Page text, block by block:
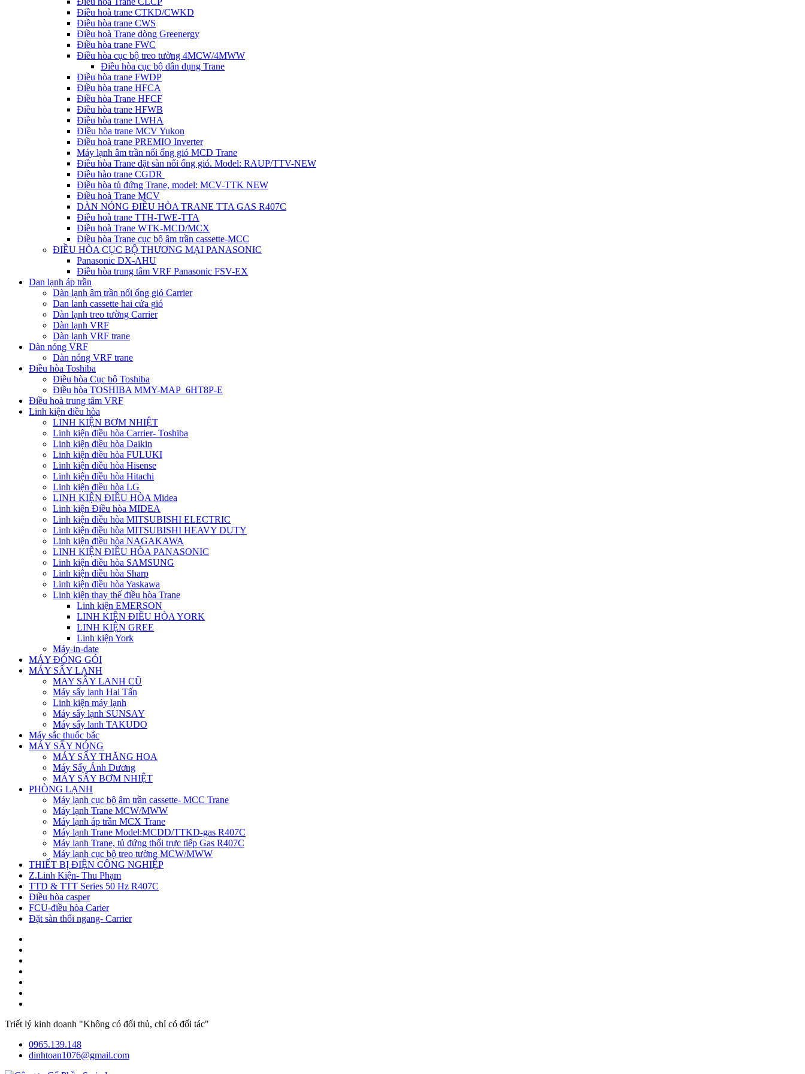
Điều hoà trane CTKD/CWKD
Điều hòa trane CWS
Điều hoà Trane dòng Greenergy
Điều hòa trane FWC
Điều hòa cục bộ treo tường 4MCW/4MWW
Điều hòa cục bộ dân dụng Trane
Điều hòa trane FWDP
Điều hòa trane HFCA
Điều hòa Trane HFCF
Điều hòa trane HFWB
Điều hòa trane LWHA
ĐIều hòa trane MCV Yukon
Điều hoà trane PREMIO Inverter
Máy lạnh âm trần nối ống gió MCD Trane
Điều hòa Trane đặt sàn nối ống gió. Model: RAUP/TTV-NEW
Điều hào trane CGDR
Điều hòa tủ đứng Trane, model: MCV-TTK NEW
Điều hoà Trane MCV
DÀN NÓNG ĐIỀU HÒA TRANE TTA GAS R407C
Điều hoà trane TTH-TWE-TTA
Điều hoà Trane WTK-MCD/MCX
Điều hòa Trane cục bộ âm trần cassette-MCC
ĐIỀU HÒA CỤC BỘ THƯƠNG MẠI PANASONIC
Panasonic DX-AHU
Điều hòa trung tâm VRF Panasonic FSV-EX
Dan lạnh áp trần
Dàn lạnh âm trần nối ống gió Carrier
Dan lanh cassette hai cửa gió
Dàn lạnh treo tường Carrier
Dàn lạnh VRF
Dàn lạnh VRF trane
Dàn nóng VRF
Dàn nóng VRF trane
Điều hòa Toshiba
Điều hòa Cục bộ Toshiba
Điều hòa TOSHIBA MMY-MAP_6HT8P-E
Điều hoà trung tâm VRF
Linh kiện điều hòa
LINH KIỆN BƠM NHIỆT
Linh kiện điều hòa Carrier- Toshiba
Linh kiện điều hòa Daikin
Linh kiện điều hòa FULUKI
Linh kiện điều hòa Hisense
Linh kiện điều hòa Hitachi
Linh kiện điều hòa LG
LINH KIỆN ĐIỀU HÒA Midea
Linh kiện Điều hòa MIDEA
Linh kiện điều hòa MITSUBISHI ELECTRIC
Linh kiện điều hòa MITSUBISHI HEAVY DUTY
Linh kiện điều hòa NAGAKAWA
LINH KIỆN ĐIỀU HÒA PANASONIC
Linh kiện điều hòa SAMSUNG
Linh kiện điều hòa Sharp
Linh kiện điều hòa Yaskawa
Linh kiện thay thế điều hòa Trane
Linh kiện EMERSON
LINH KIỆN ĐIỀU HÒA YORK
LINH KIỆN GREE
Linh kiện York
Máy-in-date
MÁY ĐÓNG GÓI
MÁY SẤY LẠNH
MAY SÂY LANH CŨ
Máy sấy lạnh Hai Tấn
Linh kiện máy lạnh
Máy sấy lạnh SUNSAY
Máy sấy lanh TAKUDO
Máy sắc thuốc bắc
MÁY SẤY NÓNG
MÁY SẤY THĂNG HOA
Máy Sấy Ánh Dương
MÁY SẤY BƠM NHIỆT
PHÒNG LẠNH
Máy lạnh cục bộ âm trần cassette- MCC Trane
Máy lạnh Trane MCW/MWW
Máy lạnh áp trần MCX Trane
Máy lạnh Trane Model:MCDD/TTKD-gas R407C
Máy lạnh Trane, tủ đứng thổi trực tiếp Gas R407C
Máy lạnh cục bộ treo tường MCW/MWW
THIẾT BỊ ĐIỆN CÔNG NGHIỆP
Z.Linh Kiện- Thu Phạm
TTD & TTT Series 50 Hz R407C
Điều hòa casper
FCU-điều hòa Carier
Đặt sàn thổi ngang- Carrier
Triết lý kinh doanh "Không có đối thủ, chỉ có đối tác"
0965.139.148
dinhtoan1076@gmail.com